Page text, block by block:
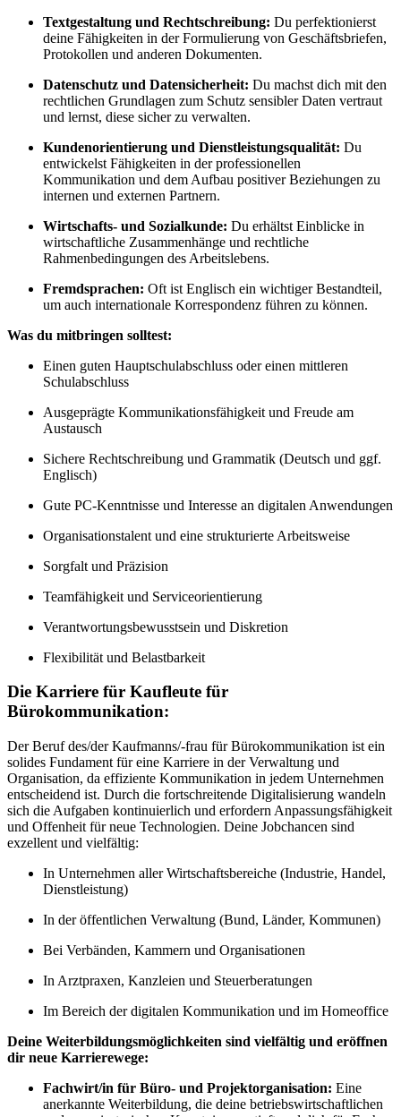
Textgestaltung und Rechtschreibung: Du perfektionierst
deine Fähigkeiten in der Formulierung von Geschäftsbriefen,
Protokollen und anderen Dokumenten.
Datenschutz und Datensicherheit: Du machst dich mit den
rechtlichen Grundlagen zum Schutz sensibler Daten vertraut
und lernst, diese sicher zu verwalten.
Kundenorientierung und Dienstleistungsqualität: Du
entwickelst Fähigkeiten in der professionellen
Kommunikation und dem Aufbau positiver Beziehungen zu
internen und externen Partnern.
Wirtschafts- und Sozialkunde: Du erhältst Einblicke in
wirtschaftliche Zusammenhänge und rechtliche
Rahmenbedingungen des Arbeitslebens.
Fremdsprachen: Oft ist Englisch ein wichtiger Bestandteil,
um auch internationale Korrespondenz führen zu können.
Was du mitbringen solltest:
Einen guten Hauptschulabschluss oder einen mittleren
Schulabschluss
Ausgeprägte Kommunikationsfähigkeit und Freude am
Austausch
Sichere Rechtschreibung und Grammatik (Deutsch und ggf.
Englisch)
Gute PC-Kenntnisse und Interesse an digitalen Anwendungen
Organisationstalent und eine strukturierte Arbeitsweise
Sorgfalt und Präzision
Teamfähigkeit und Serviceorientierung
Verantwortungsbewusstsein und Diskretion
Flexibilität und Belastbarkeit
Die Karriere für Kaufleute für
Bürokommunikation:
Der Beruf des/der Kaufmanns/-frau für Bürokommunikation ist ein
solides Fundament für eine Karriere in der Verwaltung und
Organisation, da effiziente Kommunikation in jedem Unternehmen
entscheidend ist. Durch die fortschreitende Digitalisierung wandeln
sich die Aufgaben kontinuierlich und erfordern Anpassungsfähigkeit
und Offenheit für neue Technologien. Deine Jobchancen sind
exzellent und vielfältig:
In Unternehmen aller Wirtschaftsbereiche (Industrie, Handel,
Dienstleistung)
In der öffentlichen Verwaltung (Bund, Länder, Kommunen)
Bei Verbänden, Kammern und Organisationen
In Arztpraxen, Kanzleien und Steuerberatungen
Im Bereich der digitalen Kommunikation und im Homeoffice
Deine Weiterbildungsmöglichkeiten sind vielfältig und eröffnen
dir neue Karrierewege:
Fachwirt/in für Büro- und Projektorganisation: Eine
anerkannte Weiterbildung, die deine betriebswirtschaftlichen